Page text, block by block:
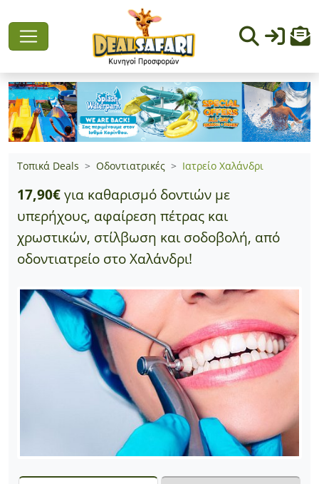
Τοπικά Deals Οδοντιατρικές Ιατρείο Χαλάνδρι
17,90€για καθαρισμό δοντιών με
υπερήχους, αφαίρεση πέτρας και
χρωστικών, στίλβωση και σοδοβολή, από
οδοντιατρείο στο Χαλάνδρι!